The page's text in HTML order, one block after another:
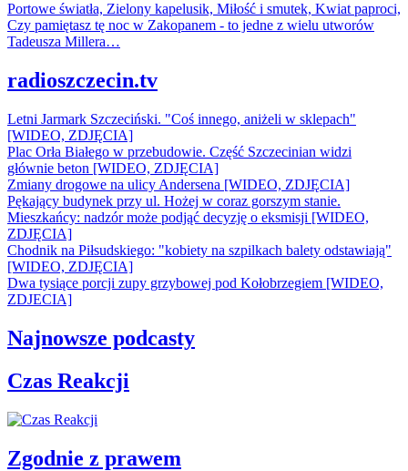
Portowe światła, Zielony kapelusik, Miłość i smutek, Kwiat paproci,
Czy pamiętasz tę noc w Zakopanem - to jedne z wielu utworów
Tadeusza Millera…
radioszczecin.tv
Letni Jarmark Szczeciński. "Coś innego, aniżeli w sklepach"
[WIDEO, ZDJĘCIA]
Plac Orła Białego w przebudowie. Część Szczecinian widzi
głównie beton [WIDEO, ZDJĘCIA]
Zmiany drogowe na ulicy Andersena [WIDEO, ZDJĘCIA]
Pękający budynek przy ul. Hożej w coraz gorszym stanie.
Mieszkańcy: nadzór może podjąć decyzję o eksmisji [WIDEO,
ZDJĘCIA]
Chodnik na Piłsudskiego: "kobiety na szpilkach balety odstawiają"
[WIDEO, ZDJĘCIA]
Dwa tysiące porcji zupy grzybowej pod Kołobrzegiem [WIDEO,
ZDJECIA]
Najnowsze podcasty
Czas Reakcji
Zgodnie z prawem